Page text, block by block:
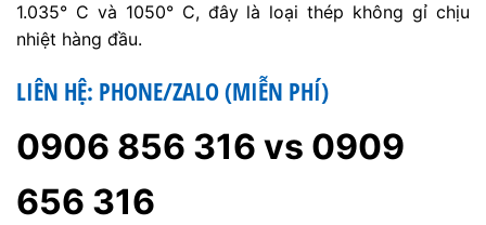
1.035° C và 1050° C, đây là loại thép không gỉ chịu
nhiệt hàng đầu.
LIÊN HỆ: PHONE/ZALO (MIỄN PHÍ)
0906 856 316 vs 0909
656 316